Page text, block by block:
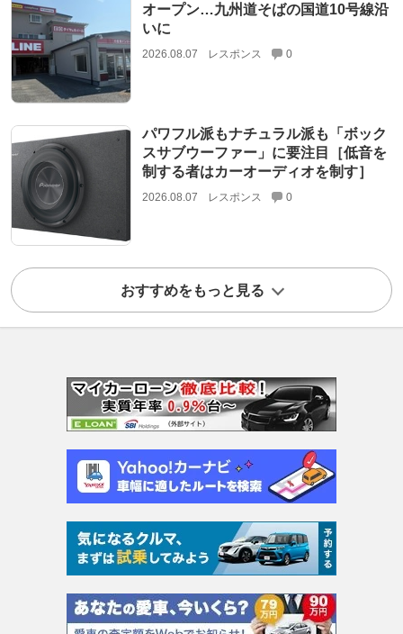
オープン…九州道そばの国道10号線沿
いに
2026.08.07 レスポンス 0
パワフル派もナチュラル派も「ボック
スサブウーファー」に要注目［低音を
制する者はカーオーディオを制す］
2026.08.07 レスポンス 0
おすすめをもっと見る